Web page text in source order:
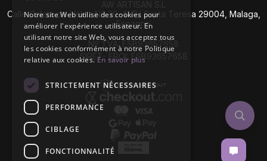
AW ARTISAN S.L
Calle Caleta de Vélez Nº 39-41 P.I Santa Teresa 29004, Malaga,
Espagne
Nº TVA: ESB93657658
SIRET- EROI: ESB93657658
Notre site Web utilise des cookies pour
améliorer l'expérience utilisateur. En
utilisant notre site Web, vous acceptez tous
les cookies conformément à notre Politique
relative aux cookies.En savoir plus
STRICTEMENT NÉCESSAIRES
PERFORMANCE
CIBLAGE
FONCTIONNALITÉ